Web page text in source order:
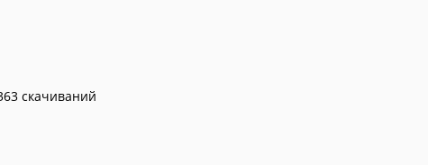
скачиваний